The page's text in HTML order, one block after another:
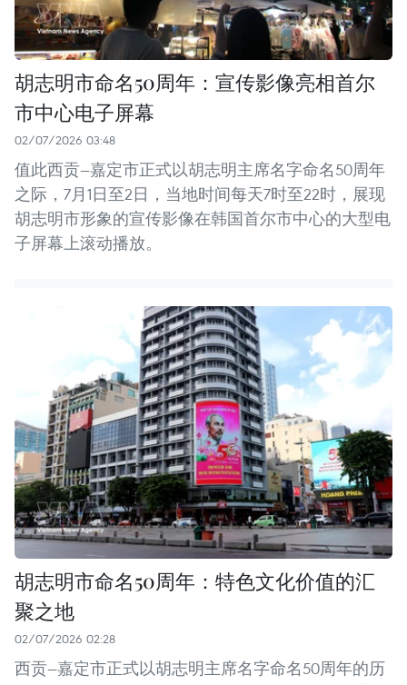
胡志明市命名50周年：宣传影像亮相首尔
市中心电子屏幕
02/07/2026 03:48
值此西贡—嘉定市正式以胡志明主席名字命名50周年
之际，7月1日至2日，当地时间每天7时至22时，展现
胡志明市形象的宣传影像在韩国首尔市中心的大型电
子屏幕上滚动播放。
胡志明市命名50周年：特色文化价值的汇
聚之地
02/07/2026 02:28
西贡—嘉定市正式以胡志明主席名字命名50周年的历